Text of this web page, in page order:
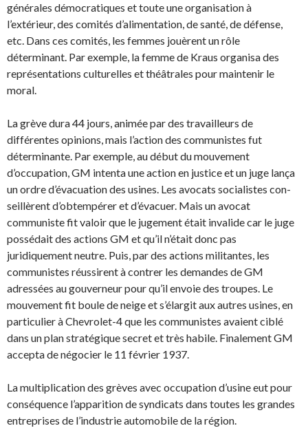
générales démocratiques et toute une organisation à
l’extérieur, des comités d’alimentation, de santé, de défense,
etc. Dans ces comités, les femmes jouèrent un rôle
déterminant. Par exemple, la femme de Kraus organisa des
représentations culturelles et théâtrales pour maintenir le
moral.
La grève dura 44 jours, animée par des travailleurs de
différentes opinions, mais l’action des com­munistes fut
déterminante. Par exemple, au début du mouvement
d’occupation, GM intenta une action en justice et un juge lança
un ordre d’évacuation des usines. Les avocats socialistes con­
seillèrent d’obtempérer et d’évacuer. Mais un avocat
communiste fit valoir que le jugement était invalide car le juge
possédait des actions GM et qu’il n’était donc pas
juridiquement neutre. Puis, par des actions militantes, les
communistes réussirent à contrer les demandes de GM
adressées au gouverneur pour qu’il envoie des troupes. Le
mouvement fit boule de neige et s’élargit aux autres usines, en
particulier à Chevrolet-4 que les communistes avaient ciblé
dans un plan stratégique secret et très habile. Finalement GM
accepta de négocier le 11 février 1937.
La multiplication des grèves avec occupation d’usine eut pour
conséquence l’apparition de syndi­cats dans toutes les grandes
entreprises de l’industrie automobile de la région.